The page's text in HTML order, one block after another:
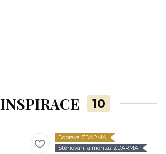
INSPIRACE 10
Doprava ZDARMA
Stěhování a montáž ZDARMA